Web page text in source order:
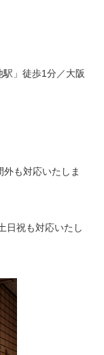
」徒歩1分／大阪
も対応いたしま
日祝も対応いたし